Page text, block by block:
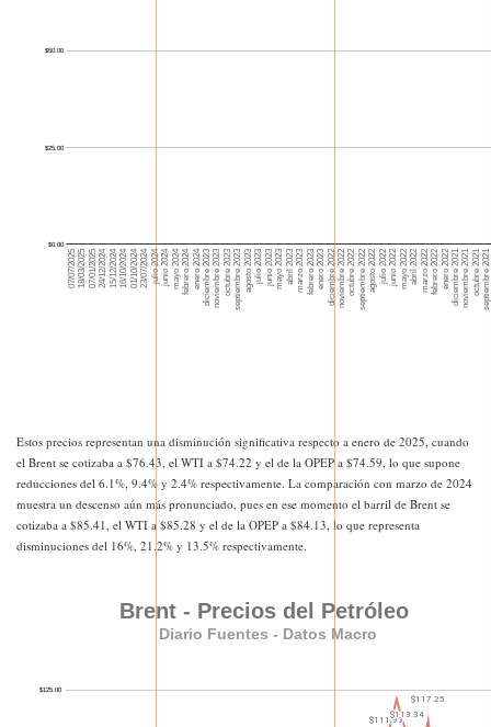
Estos precios representan una disminución significativa respecto a enero de 2025, cuando
el Brent se cotizaba a $76.43, el WTI a $74.22 y el de la OPEP a $74.59, lo que supone
reducciones del 6.1%, 9.4% y 2.4% respectivamente. La comparación con marzo de 2024
muestra un descenso aún más pronunciado, pues en ese momento el barril de Brent se
cotizaba a $85.41, el WTI a $85.28 y el de la OPEP a $84.13, lo que representa
disminuciones del 16%, 21.2% y 13.5% respectivamente.